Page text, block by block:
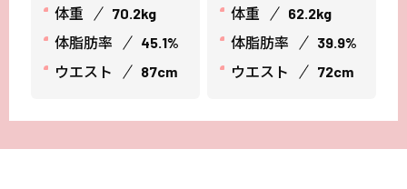
体重 70.2kg
体脂肪率 45.1%
ウエスト 87cm
体重 62.2kg
体脂肪率 39.9%
ウエスト 72cm